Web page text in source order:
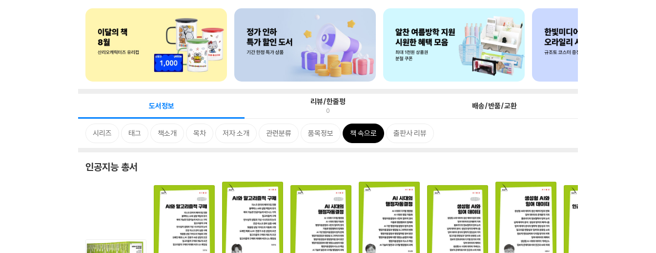
도서정보 리뷰/한줄평
0 배송/반품/교환
시리즈 태그 책소개 목차 저자 소개 관련분류 품목정보 책 속으로 출판사 리뷰
인공지능 총서